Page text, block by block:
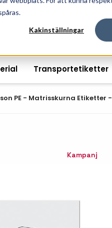
Kakinställningar
Lösningar för
Tillbehör
etiketter
Tryckta etiketter
Transportetiketter
PE - Matrisskurna Etiketter
Kampanj